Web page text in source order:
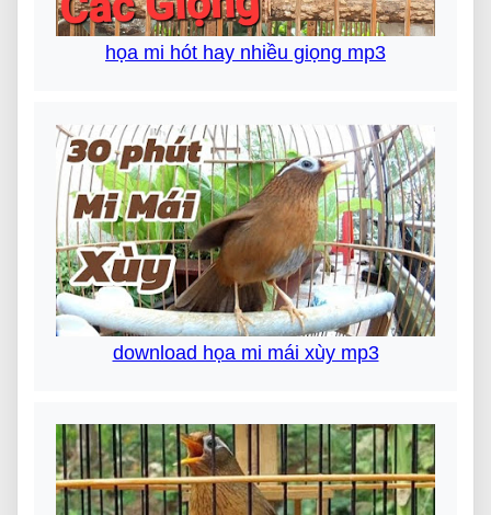
họa mi hót hay nhiều giọng mp3
download họa mi mái xùy mp3